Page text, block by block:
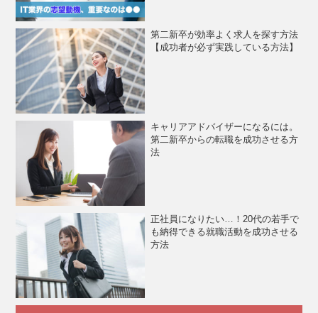
第二新卒が効率よく求人を探す方法
【成功者が必ず実践している方法】
キャリアアドバイザーになるには。
第二新卒からの転職を成功させる方
法
正社員になりたい…！20代の若手で
も納得できる就職活動を成功させる
方法